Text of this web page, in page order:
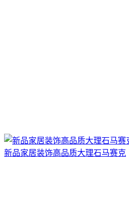
新品家居装饰高品质大理石马赛克